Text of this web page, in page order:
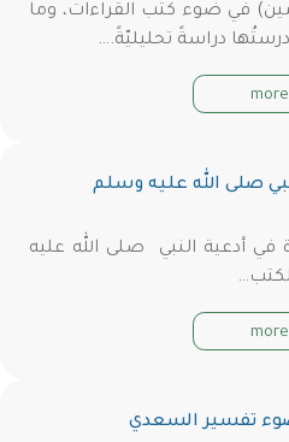
في ضوء كتب القراءات، وما
دراسةً تحليليّةً.…
more
صلى الله عليه وسلم
في أدعية النبي صلى الله عليه
more
ضوء تفسير السعدي